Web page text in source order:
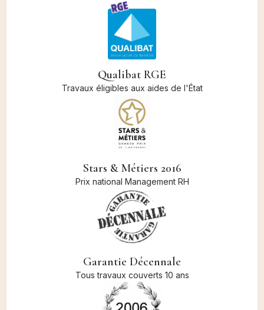
Qualibat RGE
Travaux éligibles aux aides de l'État
Stars & Métiers 2016
Prix national Management RH
Garantie Décennale
Tous travaux couverts 10 ans